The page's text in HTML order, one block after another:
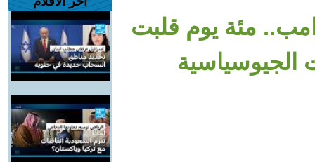
مئة يوم قلبت
الجيوسياسية